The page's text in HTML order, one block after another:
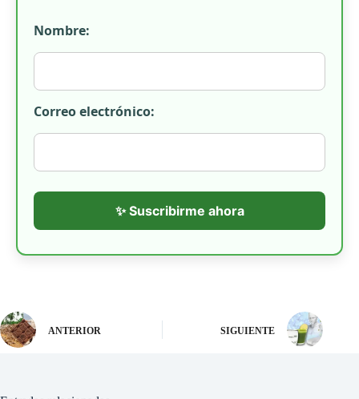
Nombre:
Correo electrónico:
✨ Suscribirme ahora
ANTERIOR SIGUIENTE